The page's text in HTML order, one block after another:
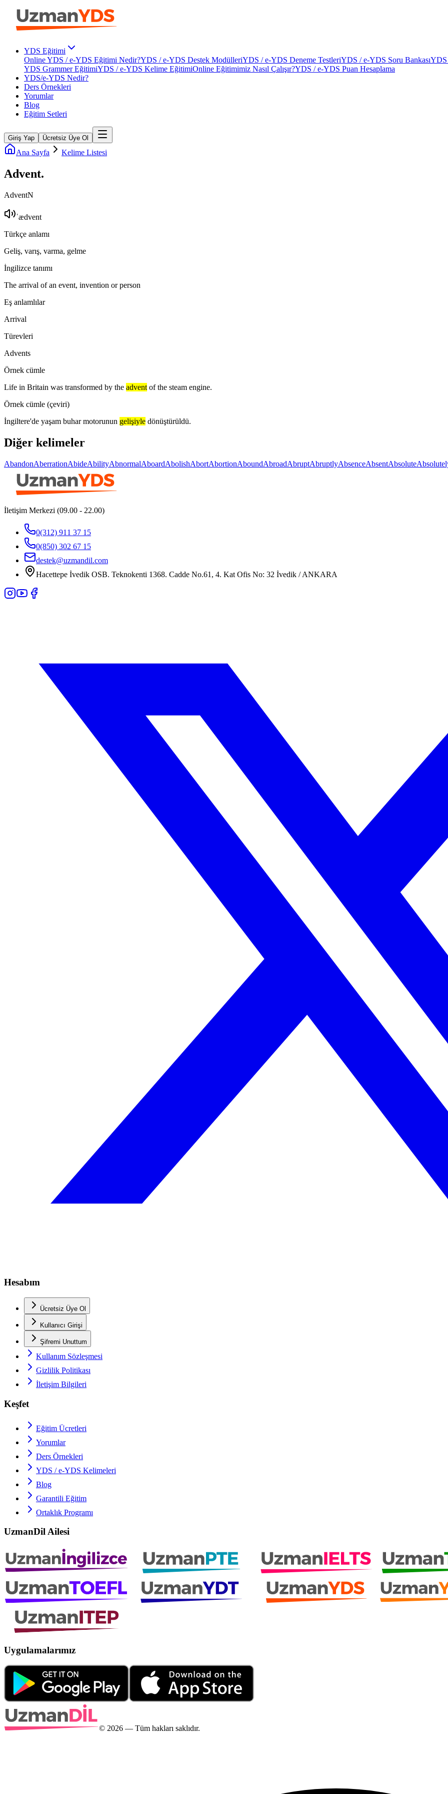
YDS Eğitimi
Online YDS / e-YDS Eğitimi Nedir?YDS / e-YDS Destek ModülleriYDS / e-YDS Deneme TestleriYDS / e-YDS Soru BankasıYDS
YDS Grammer EğitimiYDS / e-YDS Kelime EğitimiOnline Eğitimimiz Nasıl Çalışır?YDS / e-YDS Puan Hesaplama
YDS/e-YDS Nedir?
Ders Örnekleri
Yorumlar
Blog
Eğitim Setleri
Giriş Yap Ücretsiz Üye Ol
Ana Sayfa Kelime Listesi
Advent.
AdventN
ˈædvent
Türkçe anlamı
Geliş, varış, varma, gelme
İngilizce tanımı
The arrival of an event, invention or person
Eş anlamlılar
Arrival
Türevleri
Advents
Örnek cümle
Life in Britain was transformed by the advent of the steam engine.
Örnek cümle (çeviri)
İngiltere'de yaşam buhar motorunun gelişiyle dönüştürüldü.
Diğer kelimeler
AbandonAberrationAbideAbilityAbnormalAboardAbolishAbortAbortionAboundAbroadAbruptAbruptlyAbsenceAbsentAbsolute
İletişim Merkezi (09.00 - 22.00)
0(312) 911 37 15
0(850) 302 67 15
destek@uzmandil.com
Hacettepe İvedik OSB. Teknokenti 1368. Cadde No.61, 4. Kat Ofis No: 32 İvedik / ANKARA
Hesabım
Ücretsiz Üye Ol
Kullanıcı Girişi
Şifremi Unuttum
Kullanım Sözleşmesi
Gizlilik Politikası
İletişim Bilgileri
Keşfet
Eğitim Ücretleri
Yorumlar
Ders Örnekleri
YDS / e-YDS Kelimeleri
Blog
Garantili Eğitim
Ortaklık Programı
UzmanDil Ailesi
Uygulamalarımız
© 2026 — Tüm hakları saklıdır.